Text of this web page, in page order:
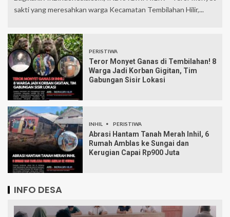
sakti yang meresahkan warga Kecamatan Tembilahan Hilir,...
PERISTIWA
Teror Monyet Ganas di Tembilahan! 8
Warga Jadi Korban Gigitan, Tim
Gabungan Sisir Lokasi
INHIL PERISTIWA
Abrasi Hantam Tanah Merah Inhil, 6
Rumah Amblas ke Sungai dan
Kerugian Capai Rp900 Juta
INFO DESA